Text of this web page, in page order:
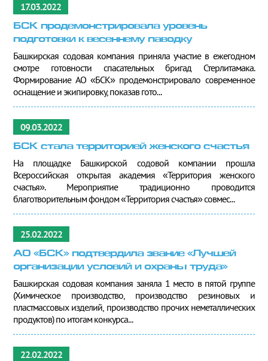
17.03.2022
БСК продемонстрировала уровень
подготовки к весеннему паводку
Башкирская содовая компания приняла участие в ежегодном
смотре готовности спасательных бригад Стерлитамака.
Формирование АО «БСК» продемонстрировало современное
оснащение и экипировку, показав гото...
09.03.2022
БСК стала территорией женского счастья
На площадке Башкирской содовой компании прошла
Всероссийская открытая академия «Территория женского
счастья». Мероприятие традиционно проводится
благотворительным фондом «Территория счастья» совмес...
25.02.2022
АО «БСК» подтвердила звание «Лучшей
организации условий и охраны труда»
Башкирская содовая компания заняла 1 место в пятой группе
(Химическое производство, производство резиновых и
пластмассовых изделий, производство прочих неметаллических
продуктов) по итогам конкурса...
22.02.2022